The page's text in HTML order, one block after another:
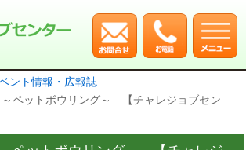
ント情報・広報誌
ペットボウリング～ 【チャレジョブセン